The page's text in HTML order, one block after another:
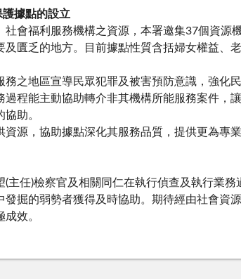
據點的設立
福利服務機構之資源，本署邀集37個資源
及匱乏的地方。目前據點性質含括婦女權益、
務之地區宣導民眾犯罪及被害預防意識，強化
過程能主動協助轉介非其機構所能服務案件
助。
資源，協助據點深化其服務品質，提供更為專
任)檢察官及相關同仁在執行偵查及執行業務
掘的弱勢者獲得及時協助。期待經由社會資
效。